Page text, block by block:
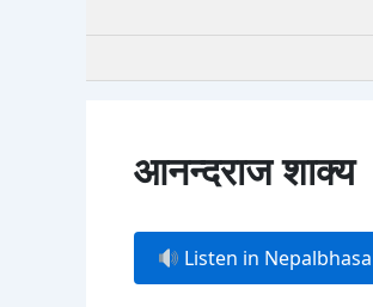
आनन्दराज शाक्य
Listen in Nepalbhasa